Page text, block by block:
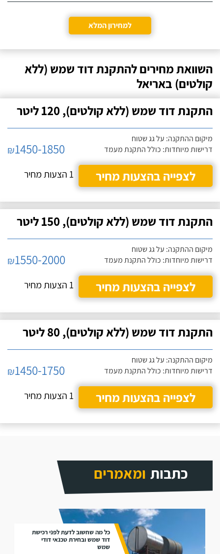
למחירון המלא
השוואת מחירים להתקנת דוד שמש (ללא
קולטים) באריאל
התקנת דוד שמש (ללא קולטים), 120 ליטר
מיקום ההתקנה: על גג שטוח
דרישות מיוחדות: כולל התקנת מעמד
₪1450-1850
לצפייה בהצעות מחיר
1 הצעות מחיר
התקנת דוד שמש (ללא קולטים), 150 ליטר
מיקום ההתקנה: על גג שטוח
דרישות מיוחדות: כולל התקנת מעמד
₪1550-2000
לצפייה בהצעות מחיר
1 הצעות מחיר
התקנת דוד שמש (ללא קולטים), 80 ליטר
מיקום ההתקנה: על גג שטוח
דרישות מיוחדות: כולל התקנת מעמד
₪1450-1750
לצפייה בהצעות מחיר
1 הצעות מחיר
כתבות ומאמרים
כל מה שחשוב לדעת לפני רכישת
דוד שמש ובחירת טכנאי דודי
שמש